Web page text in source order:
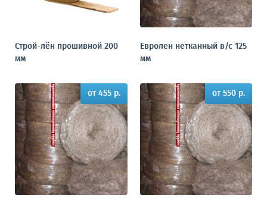
Строй-лён прошивной 200
мм
Евролен нетканный в/с 125
мм
от 455 р. от 550 р.